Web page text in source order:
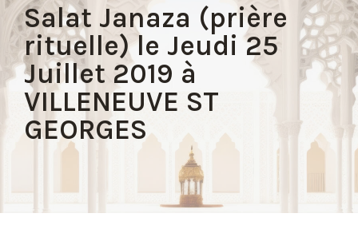
Salat Janaza (prière
rituelle) le Jeudi 25
Juillet 2019 à
VILLENEUVE ST
GEORGES